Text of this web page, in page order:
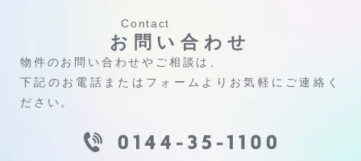
Contact
お問い合わせ
物件のお問い合わせやご相談は、
下記のお電話またはフォームよりお気軽にご連絡く
ださい。